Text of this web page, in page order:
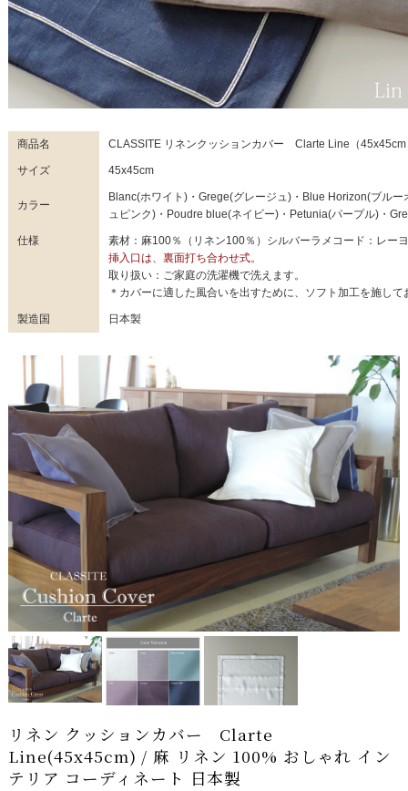
商品名 CLASSITE リネンクッションカバー Clarte Line（45x45cm
サイズ 45x45cm
カラー
Blanc(ホワイト)・Grege(グレージュ)・Blue Horizon(ブル
ュピンク)・Poudre blue(ネイビー)・Petunia(パープル)・
仕様
素材：麻100％（リネン100％）シルバーラメコード：レー
挿入口は、裏面打ち合わせ式。
取り扱い：ご家庭の洗濯機で洗えます。
＊カバーに適した風合いを出すために、ソフト加工を施して
製造国 日本製
リネン クッションカバー Clarte
Line(45x45cm) / 麻 リネン 100% おしゃれ イン
テリア コーディネート 日本製